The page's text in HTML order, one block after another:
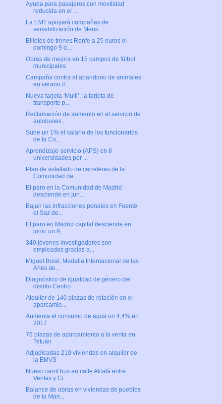
Ayuda para pasajeros con movilidad
reducida en el ...
La EMT apoyará campañas de
sensibilización de Mens...
Billetes de trenes Renfe a 25 euros el
domingo 9 d...
Obras de mejora en 15 campos de fútbol
municipales
Campaña contra el abandono de animales
en verano #...
Nueva tarjeta ‘Multi’, la tarjeta de
transporte p...
Reclamación de aumento en el servicio de
autobuses...
Sube un 1% el salario de los funcionarios
de la Co...
Aprendizaje-servicio (APS) en 8
universidades por ...
Plan de asfaltado de carreteras de la
Comunidad de...
El paro en la Comunidad de Madrid
desciende en jun...
Bajan las infracciones penales en Fuente
el Saz de...
El paro en Madrid capital desciende en
junio un 9,...
340 jóvenes investigadores son
empleados gracias a...
Miguel Bosé, Medalla Internacional de las
Artes de...
Diagnóstico de igualdad de género del
distrito Centro
Alquiler de 140 plazas de rotación en el
aparcamie...
Aumenta el consumo de agua un 4,4% en
2017
76 plazas de aparcamiento a la venta en
Tetuán
Adjudicadas 210 viviendas en alquiler de
la EMVS
Nuevo carril bus en calle Alcalá entre
Ventas y Ci...
Balance de obras en viviendas de pueblos
de la Man...